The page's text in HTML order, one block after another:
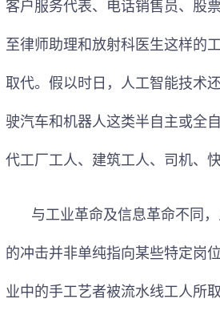
客户服务代表、电话销售员、股
至律师助理和放射科医生这样的
取代。假以时日，人工智能技术
驶汽车和机器人这类半自主或全
代工厂工人、建筑工人、司机、
与工业革命及信息革命不同
的冲击并非单纯指向某些特定岗
业中的手工艺者被流水线工人所